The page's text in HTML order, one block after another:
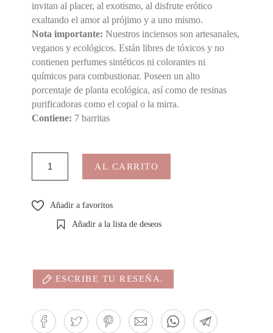
invitan al placer, al exotismo, al disfrute erótico
exaltando el amor al prójimo y a uno mismo.
Nota importante:Nuestros inciensos son artesanales,
veganos y ecológicos. Están libres de tóxicos y no
contienen perfumes sintéticos ni colorantes ni
químicos para combustionar. Poseen un alto
porcentaje de planta ecológica, así como de resinas
purificadoras como el copal o la mirra.
Contiene: 7 barritas
AL CARRITO
Añadir a favoritos
Añadir a la lista de deseos
ESCRIBE TU RESEÑA.